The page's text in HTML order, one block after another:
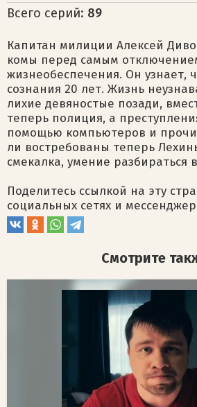
Всего серий: 89
Капитан милиции Алексей
комы перед самым
жизнеобеспечения. Он узнает,
сознания 20 лет. Жизнь
лихие девяностые позади,
теперь полиция, а
помощью компьютеров и
ли востребованы теперь
смекалка, умение разбираться
Поделитесь ссылкой на эту
социальных сетях и
Смотрите